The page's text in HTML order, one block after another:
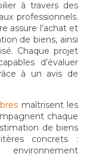
à travers des
professionnels.
assure l’achat et
de biens, ainsi
Chaque projet
d’évaluer
à un avis de
maîtrisent les
chaque
de biens
concrets :